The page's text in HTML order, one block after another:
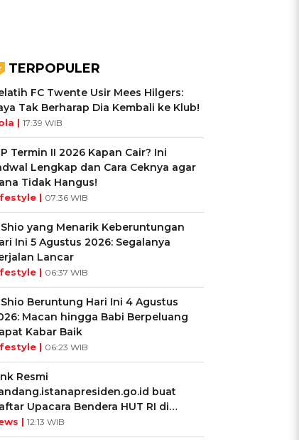
TERPOPULER
FC Twente Usir Mees Hilgers:
Tak Berharap Dia Kembali ke Klub!
| 17:39 WIB
Termin II 2026 Kapan Cair? Ini
Lengkap dan Cara Ceknya agar
Tidak Hangus!
| 07:36 WIB
yang Menarik Keberuntungan
Ini 5 Agustus 2026: Segalanya
Lancar
| 06:37 WIB
Beruntung Hari Ini 4 Agustus
Macan hingga Babi Berpeluang
Kabar Baik
| 06:23 WIB
Resmi
buat
Upacara Bendera HUT RI di
Negara
| 12:13 WIB